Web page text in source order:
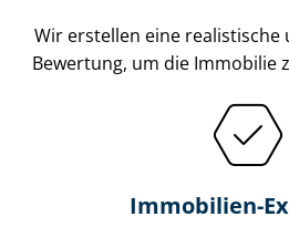
Wir erstellen eine
Bewertung, um die Immobilie
Immobilien-